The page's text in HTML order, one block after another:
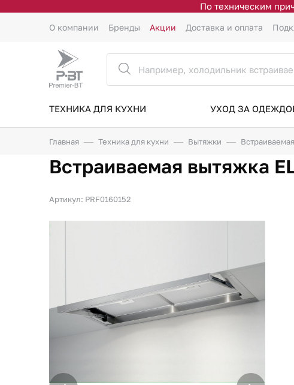
По техническим
О компании Бренды Акции Доставка и оплата
ТЕХНИКА ДЛЯ КУХНИ УХОД ЗА
Главная Техника для кухни Вытяжки
Встраиваемая вытяжка
Артикул: PRF0160152